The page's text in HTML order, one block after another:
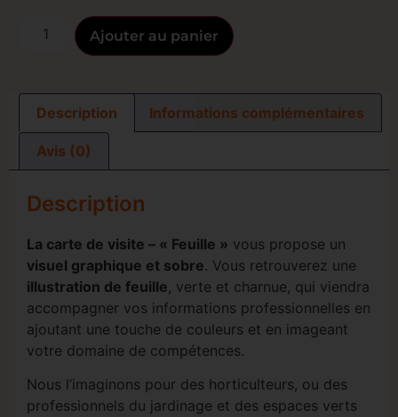
Ajouter au panier
Description Informations complémentaires
Avis (0)
Description
La carte de visite – « Feuille » vous propose un
visuel graphique et sobre. Vous retrouverez une
illustration de feuille, verte et charnue, qui viendra
accompagner vos informations professionnelles en
ajoutant une touche de couleurs et en imageant
votre domaine de compétences.
Nous l’imaginons pour des horticulteurs, ou des
professionnels du jardinage et des espaces verts